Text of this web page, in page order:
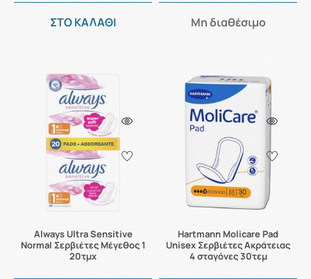
ΣΤΟ ΚΑΛΑΘΙ Μη διαθέσιμο
Always Ultra Sensitive
Normal Σερβιέτες Μέγεθος 1
20τμχ
Hartmann Molicare Pad
Unisex Σερβιέτες Ακράτειας
4 σταγόνες 30τεμ